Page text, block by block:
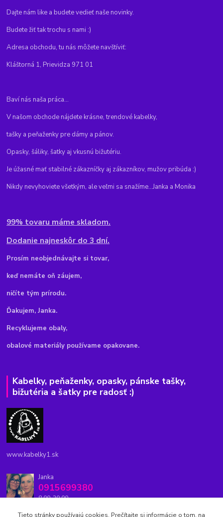
Dajte nám like a budete vedieť naše novinky.
Budete žiť tak trochu s nami :)
Adresa obchodu, tu nás môžete navštíviť:
Kláštorná 1, Prievidza 971 01
Baví nás naša práca...
V našom obchode nájdete krásne, trendové kabelky,
tašky a peňaženky pre dámy a pánov.
Opasky, šáliky, šatky aj vkusnú bižutériu.
Je úžasné mať stabilné zákazníčky aj zákazníkov, mužov pribúda :)
Nikdy nevyhoviete všetkým, ale veľmi sa snažíme...Janka a Monika
99% tovaru máme skladom.
Dodanie najneskôr do 3 dní.
Prosím neobjednávajte si tovar,
keď nemáte oň záujem,
ničíte tým prírodu.
Ďakujem, Janka.
Recyklujeme obaly,
obalové materiály používame opakovane.
Kabelky, peňaženky, opasky, pánske tašky,
bižutéria a šatky pre radosť :)
www.kabelky1.sk
Janka
0915699380
8.00-20.00
Tieto stránky používajú cookies. Prečítajte si informácie o tom, na